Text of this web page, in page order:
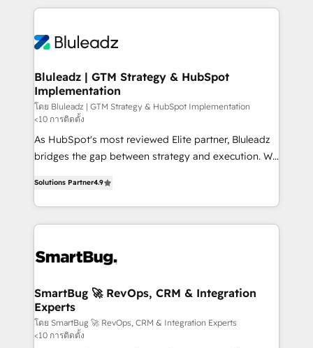
on delivering clean, scalable, AI-ready systems that
create long-term value and a consistently strong
Only then we architect solutions. The question is
outcomes to deliver. -SYSTEM INTEGRATION-
make HubSpot the operational hub, integrated with
SAP, Microsoft Dynamics, custom ERPs, and any
enterprise platform. Proprietary apps extend
HubSpot beyond standard configurations. -AI-
FIRST- AI across customer-facing operations to
accelerate decisions, streamline processes, and
action and automation into competitive advantage.
✦ 150+ implementations ✦ 100+ certifications ✦ 7
Bluleadz | GTM Strategy & HubSpot
Implementation
โดย Bluleadz | GTM Strategy & HubSpot Implementation
<10 การติดตั้ง
As HubSpot's most reviewed Elite partner, Bluleadz
bridges the gap between strategy and execution. We
Operating System (GTM OS) to align your leadership
and engineer a portal that drives predictable
revenue velocity. 🚀 GTM Strategy & Alignment
stalling growth. Fix your ICP, Math, and Story to stop
Scalable Architecture: Zero-technical-debt setup
across all Hubs, validated by our 7 HubSpot
Accreditations. AI-Powered RevOps: Breeze AI,
custom AI agents, and high-integrity migrations for
Solutions Partner4.9
SmartBug 🚀 RevOps, CRM & Integration
Experts
โดย SmartBug 🚀 RevOps, CRM & Integration Experts
<10 การติดตั้ง